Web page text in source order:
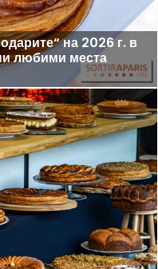
на 2026 г. в
любими места